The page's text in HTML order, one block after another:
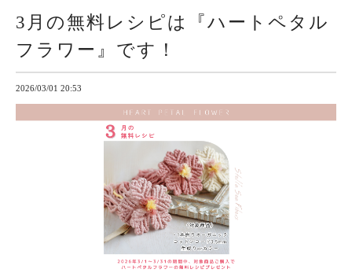
3月の無料レシピは『ハートペタル
フラワー』です！
2026/03/01 20:53